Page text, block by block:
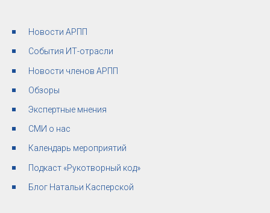
Новости АРПП
События ИТ-отрасли
Новости членов АРПП
Обзоры
Экспертные мнения
СМИ о нас
Календарь мероприятий
Подкаст «Рукотворный код»
Блог Натальи Касперской